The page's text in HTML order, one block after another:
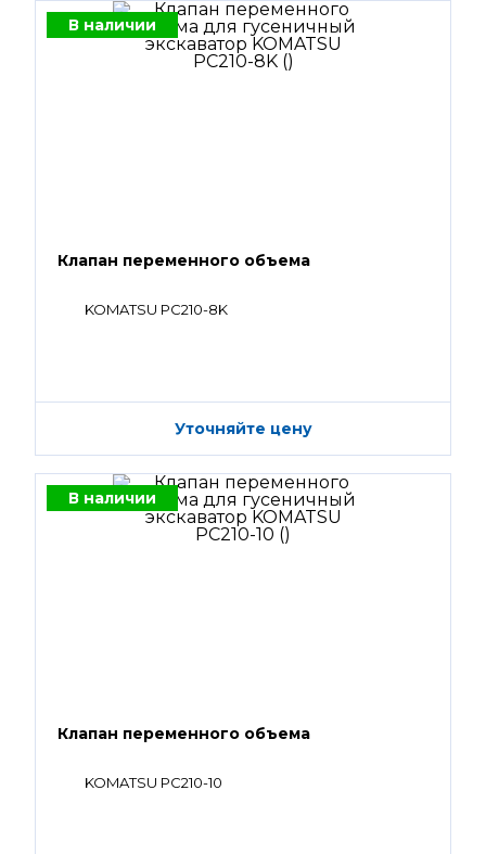
В наличии
Клапан переменного объема
KOMATSU PC210-8K
Уточняйте цену
В наличии
Клапан переменного объема
KOMATSU PC210-10